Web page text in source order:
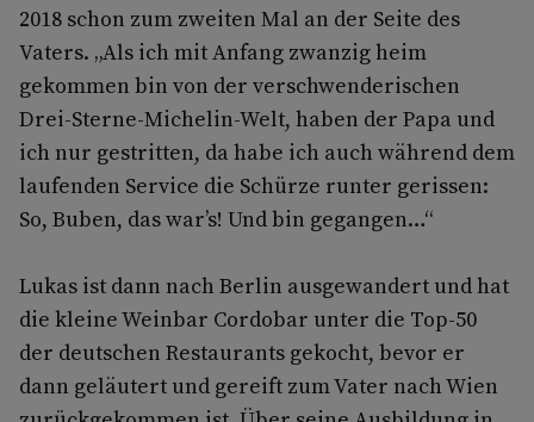
2018 schon zum zweiten Mal an der Seite des
Vaters. „Als ich mit Anfang zwanzig heim
gekommen bin von der verschwenderischen
Drei-Sterne-Michelin-Welt, haben der Papa und
ich nur gestritten, da habe ich auch während dem
laufenden Service die Schürze runter gerissen:
So, Buben, das war’s! Und bin gegangen…“
Lukas ist dann nach Berlin ausgewandert und hat
die kleine Weinbar Cordobar unter die Top-50
der deutschen Restaurants gekocht, bevor er
dann geläutert und gereift zum Vater nach Wien